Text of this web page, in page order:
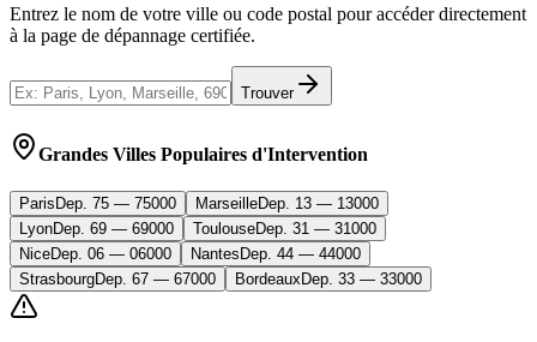
Entrez le nom de votre ville ou code postal pour accéder directement
à la page de dépannage certifiée.
Trouver
Grandes Villes Populaires d'Intervention
Paris Dep. 75 — 75000 MarseilleDep. 13 — 13000
LyonDep. 69 — 69000 ToulouseDep. 31 — 31000
NiceDep. 06 — 06000 Nantes Dep. 44 — 44000
StrasbourgDep. 67 — 67000 Bordeaux Dep. 33 — 33000